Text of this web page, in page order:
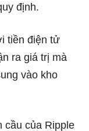
định.
tiền điện tử
ra giá trị mà
vào kho
cầu của Ripple